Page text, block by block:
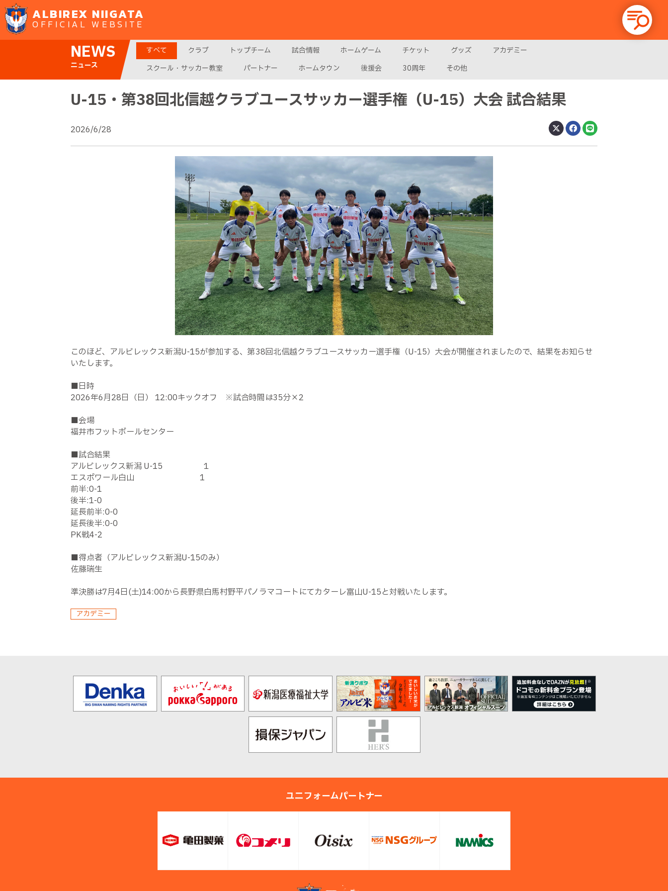
ALBIREX NIIGATA
OFFICIAL WEBSITE
NEWS
ニュース
すべて クラブ トップチーム 試合情報 ホームゲーム チケット グッズ
アカデミー
スクール・サッカー教室
パートナー ホームタウン 後援会 30周年 その他
U-15・第38回北信越クラブユースサッカー選手権（U-15）大会 試合結果
2026/6/28
このほど、アルビレックス新潟U-15が参加する、第38回北信越クラブユースサッカー選手権（U-15）大会が開催されましたので、結果をお知らせ
いたします。
■日時
2026年6月28日（日） 12:00キックオフ ※試合時間は35分×2
■会場
福井市フットボールセンター
■試合結果
アルビレックス新潟 U-15 １
エスポワール白山 1
前半:0-1
後半:1-0
延長前半:0-0
延長後半:0-0
PK戦4-2
■得点者（アルビレックス新潟U-15のみ）
佐藤瑞生
準決勝は7月4日(土)14:00から長野県白馬村野平パノラマコートにてカターレ富山U-15と対戦いたします。
アカデミー
ユニフォームパートナー